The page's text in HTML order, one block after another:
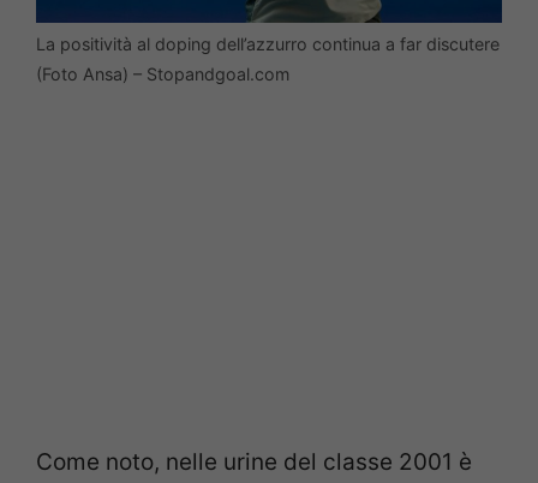
La positività al doping dell’azzurro continua a far discutere
(Foto Ansa) – Stopandgoal.com
Come noto, nelle urine del classe 2001 è